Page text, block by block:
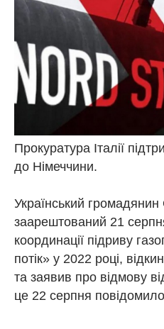
Прокуратура Італії
до Німеччини.
Український громадянин
заарештований 21
координації підриву
потік» у 2022 році,
та заявив про відмову
це 22 серпня